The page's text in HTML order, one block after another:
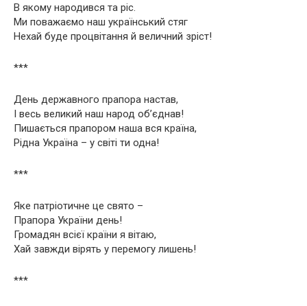
В якому народився та ріс.
Ми поважаємо наш український стяг
Нехай буде процвітання й величний зріст!
***
День державного прапора настав,
І весь великий наш народ об’єднав!
Пишається прапором наша вся країна,
Рідна Україна – у світі ти одна!
***
Яке патріотичне це свято –
Прапора України день!
Громадян всієї країни я вітаю,
Хай завжди вірять у перемогу лишень!
***